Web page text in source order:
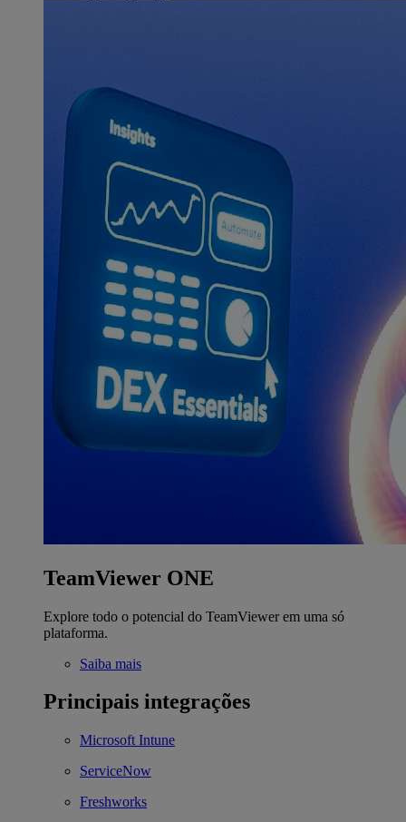
TeamViewer ONE
Explore todo o potencial do TeamViewer em uma só
plataforma.
Saiba mais
Principais integrações
Microsoft Intune
ServiceNow
Freshworks